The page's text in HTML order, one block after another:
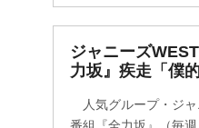
ジャニーズ
力坂』疾走「僕
人気グループ・ジャ